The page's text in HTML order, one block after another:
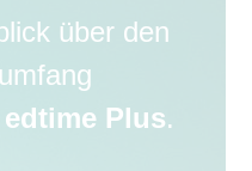
über den
edtime Plus.